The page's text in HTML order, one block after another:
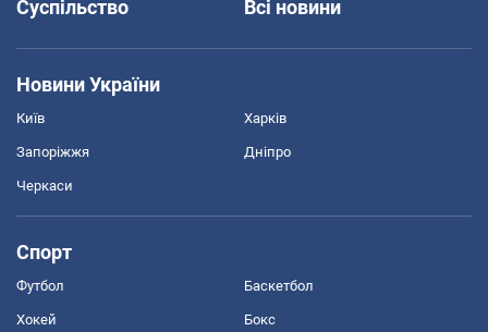
Суспільство
Всі новини
Новини України
Київ Харків
Запоріжжя Дніпро
Черкаси
Спорт
Футбол Баскетбол
Хокей Бокс